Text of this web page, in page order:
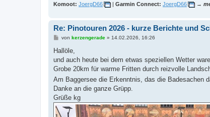
Komoot: JoergD66 | Garmin Connect: JoergD66 →
Re: Pinotouren 2026 - kurze Berichte und
B
i
r
a
von kerzengerade» 14.02.2026, 16:26
Hallöle,
und auch heute bei dem etwas speziellen Wetter
Grobe 20km für warme Fritten durch reizvolle
Am Baggersee die Erkenntnis, das die Badesachen
Danke an die ganze Grüpp.
Grüße kg